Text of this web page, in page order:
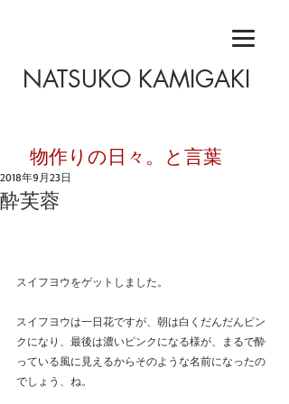
NATSUKO KAMIGAKI
​物作りの日々。と言葉
酔芙蓉
2018年9月23日
スイフヨウをゲットしました。
スイフヨウは一日花ですが、朝は白くだんだんピン
クになり、最後は濃いピンクになる様が、まるで酔
っている風に見えるからそのような名前になったの
でしょう、ね。